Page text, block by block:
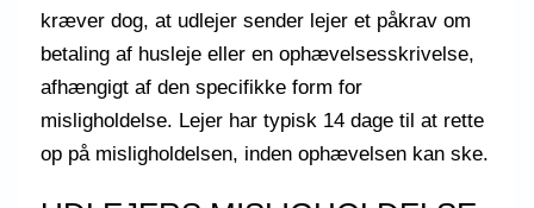
kræver dog, at udlejer sender lejer et påkrav om
betaling af husleje eller en ophævelsesskrivelse,
afhængigt af den specifikke form for
misligholdelse. Lejer har typisk 14 dage til at rette
op på misligholdelsen, inden ophævelsen kan ske.